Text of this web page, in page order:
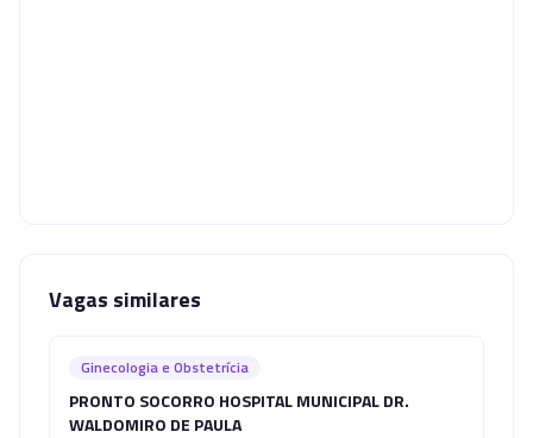
Vagas similares
Ginecologia e Obstetrícia
PRONTO SOCORRO HOSPITAL MUNICIPAL DR.
WALDOMIRO DE PAULA